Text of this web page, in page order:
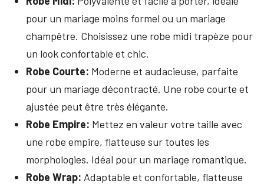
pour un mariage moins formel ou un mariage
champêtre. Choisissez une robe midi trapèze pour
un look confortable et chic.
Robe Courte: Moderne et audacieuse, parfaite
pour un mariage décontracté. Une robe courte et
ajustée peut être très élégante.
Robe Empire: Mettez en valeur votre taille avec
une robe empire, flatteuse sur toutes les
morphologies. Idéal pour un mariage romantique.
Robe Wrap: Adaptable et confortable, flatteuse